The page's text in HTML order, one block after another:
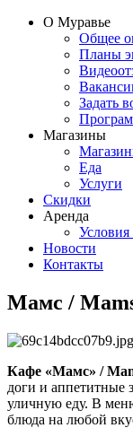
О Муравье
Общее
Планы
Задать
Магазины
Еда
Услуги
Скидки
Аренда
Новости
Контакты
Мамс /
Кафе «Мамс» /
доги и аппетитные
уличную еду. В
блюда на любой